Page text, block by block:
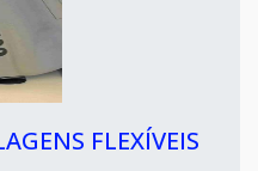
FLEXÍVEIS